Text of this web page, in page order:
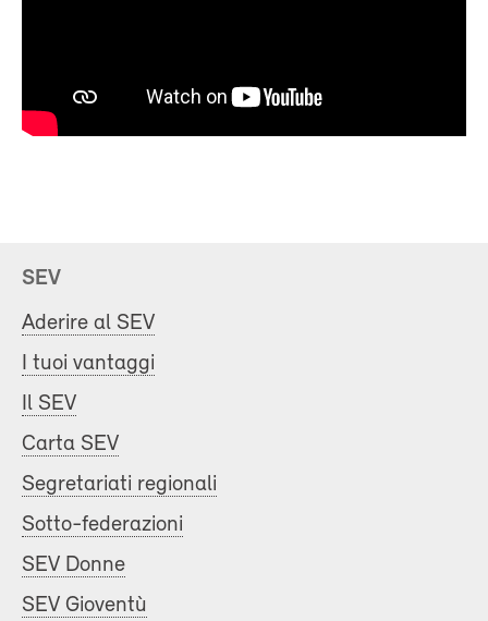
SEV
Aderire al SEV
I tuoi vantaggi
Il SEV
Carta SEV
Segretariati regionali
Sotto-federazioni
SEV Donne
SEV Gioventù